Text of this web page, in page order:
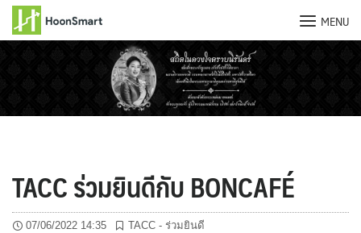
MENU
TACC ร่วมยินดีกับ BONCAFÉ
07/06/2022 14:35 TACC - ร่วมยินดี